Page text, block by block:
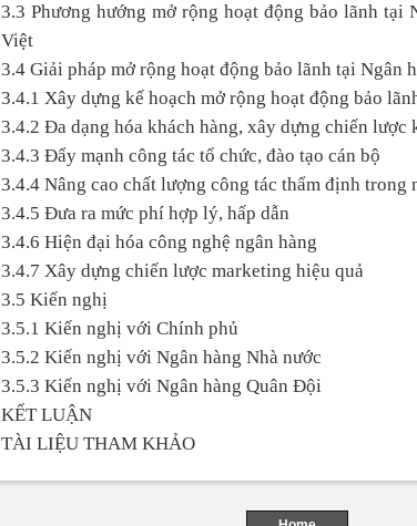
3.3 Phương hướng mở rộng hoạt động bảo lãnh
Việt
3.4 Giải pháp mở rộng hoạt động bảo lãnh tại Ngân
3.4.1 Xây dựng kế hoạch mở rộng hoạt động bảo
3.4.2 Đa dạng hóa khách hàng, xây dựng chiến lược
3.4.3 Đẩy mạnh công tác tổ chức, đào tạo cán bộ
3.4.4 Nâng cao chất lượng công tác thẩm định trong
3.4.5 Đưa ra mức phí hợp lý, hấp dẫn
3.4.6 Hiện đại hóa công nghệ ngân hàng
3.4.7 Xây dựng chiến lược marketing hiệu quả
3.5 Kiến nghị
3.5.1 Kiến nghị với Chính phủ
3.5.2 Kiến nghị với Ngân hàng Nhà nước
3.5.3 Kiến nghị với Ngân hàng Quân Đội
KẾT LUẬN
TÀI LIỆU THAM KHẢO